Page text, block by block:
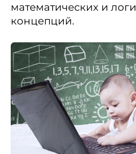
математических и
концепций.